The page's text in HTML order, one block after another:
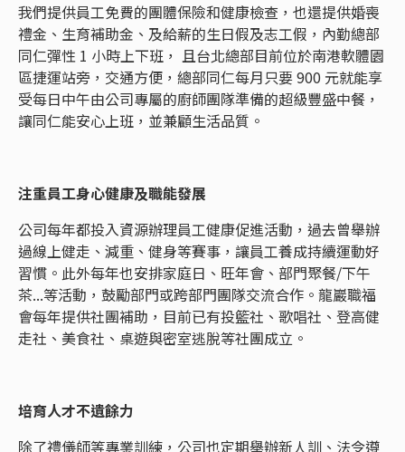
我們提供員工免費的團體保險和健康檢查，也還提供婚喪
禮金、生育補助金、及給薪的生日假及志工假，內勤總部
同仁彈性 1 小時上下班， 且台北總部目前位於南港軟體園
區捷運站旁，交通方便，總部同仁每月只要 900 元就能享
受每日中午由公司專屬的廚師團隊準備的超級豐盛中餐，
讓同仁能安心上班，並兼顧生活品質。
注重員工身心健康及職能發展
公司每年都投入資源辦理員工健康促進活動，過去曾舉辦
過線上健走、減重、健身等賽事，讓員工養成持續運動好
習慣。此外每年也安排家庭日、旺年會、部門聚餐/下午
茶...等活動，鼓勵部門或跨部門團隊交流合作。龍巖職福
會每年提供社團補助，目前已有投籃社、歌唱社、登高健
走社、美食社、桌遊與密室逃脫等社團成立。
培育人才不遺餘力
除了禮儀師等專業訓練，公司也定期舉辦新人訓、法令遵